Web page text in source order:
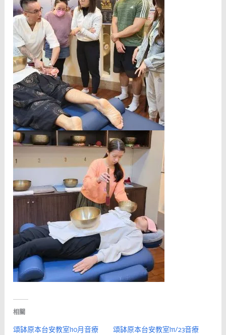
相關
頌缽原本台安教室|10月音療
頌缽原本台安教室|11/23音療